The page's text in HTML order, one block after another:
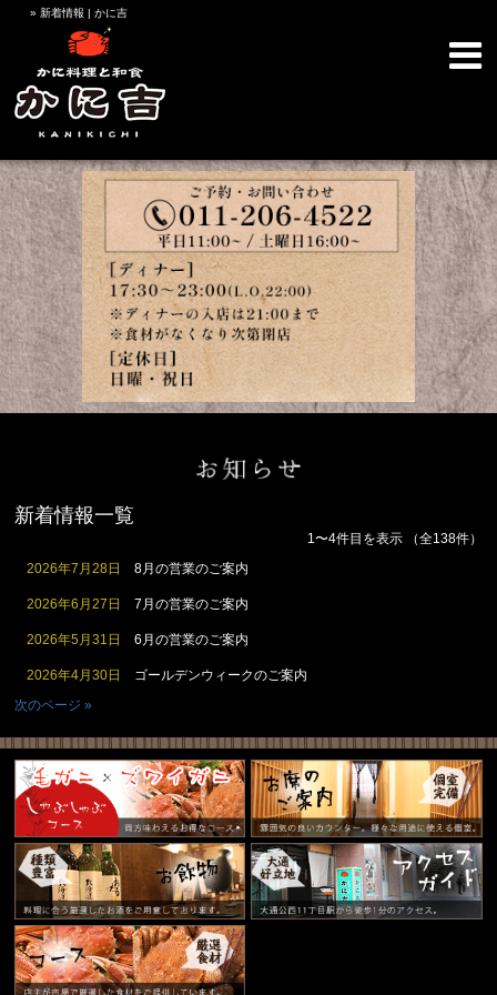
» 新着情報 | かに吉
新着情報一覧
1〜4件目を表示
（全138件）
2026年7月28日
8月の営業のご案内
2026年6月27日 7月の営業のご案内
2026年5月31日 6月の営業のご案内
2026年4月30日
ゴールデンウィークのご案内
次のページ »